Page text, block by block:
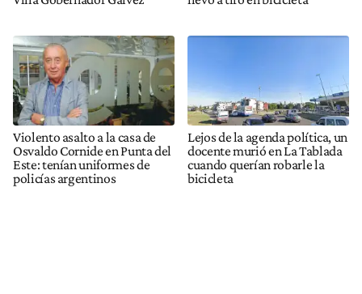
Violento asalto a la casa de
Osvaldo Cornide en Punta del
Este: tenían uniformes de
policías argentinos
Lejos de la agenda política, un
docente murió en La Tablada
cuando querían robarle la
bicicleta